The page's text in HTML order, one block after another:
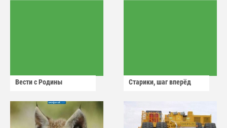
Вести с Родины Старики, шаг вперёд